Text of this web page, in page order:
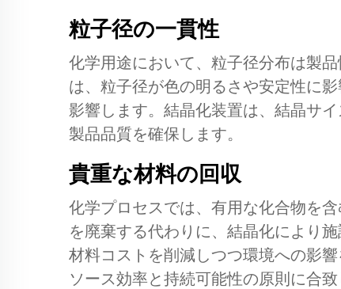
粒子径の一貫性
化学用途において、粒子径分布は製
は、粒子径が色の明るさや安定性に
影響します。結晶化装置は、結晶サ
製品品質を確保します。
貴重な材料の回収
化学プロセスでは、有用な化合物を
を廃棄する代わりに、結晶化により
材料コストを削減しつつ環境への影
ソース効率と持続可能性の原則に合致